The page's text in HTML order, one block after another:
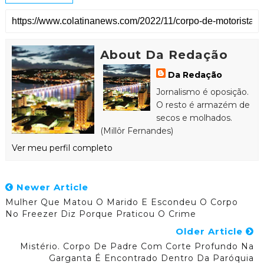
About Da Redação
Da Redação
Jornalismo é oposição.
O resto é armazém de
secos e molhados.
(Millôr Fernandes)
Ver meu perfil completo
Newer Article
Mulher Que Matou O Marido E Escondeu O Corpo
No Freezer Diz Porque Praticou O Crime
Older Article
Mistério. Corpo De Padre Com Corte Profundo Na
Garganta É Encontrado Dentro Da Paróquia